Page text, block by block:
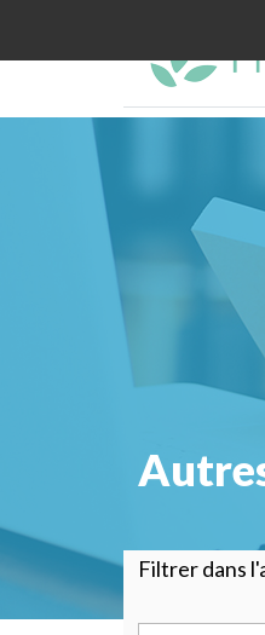
Filtrer dans